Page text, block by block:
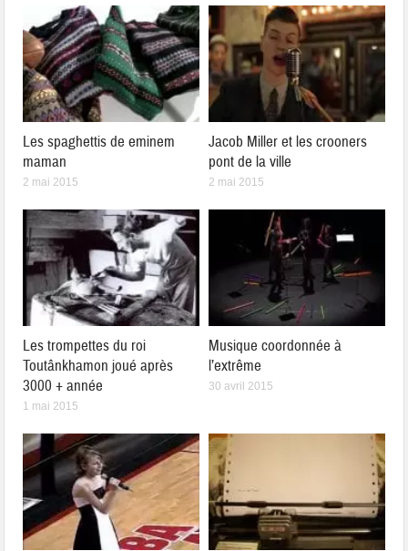
Les spaghettis de eminem
maman
2 mai 2015
Jacob Miller et les crooners
pont de la ville
2 mai 2015
Les trompettes du roi
Toutânkhamon joué après
3000 + année
1 mai 2015
Musique coordonnée à
l’extrême
30 avril 2015